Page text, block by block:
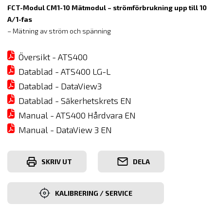
FCT-Modul CM1-10 Mätmodul – strömförbrukning upp till 10
A/1-fas
– Mätning av ström och spänning
Översikt - ATS400
Datablad - ATS400 LG-L
Datablad - DataView3
Datablad - Säkerhetskrets EN
Manual - ATS400 Hårdvara EN
Manual - DataView 3 EN
SKRIV UT DELA
KALIBRERING / SERVICE